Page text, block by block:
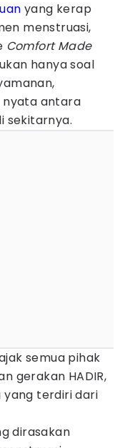
yang kerap
menstruasi,
Comfort Made
hanya soal
nyata antara
sekitarnya.
semua pihak
gerakan HADIR,
yang terdiri dari
dirasakan